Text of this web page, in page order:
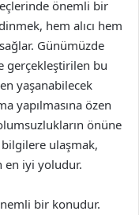
önemli bir
hem alıcı hem
Günümüzde
gerçekleştirilen bu
yaşanabilecek
yapılmasına özen
önüne
bilgilere ulaşmak,
en iyi yoludur.
bir konudur.